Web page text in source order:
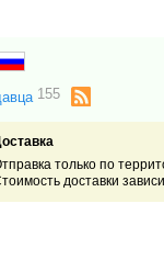
155
только по
доставки